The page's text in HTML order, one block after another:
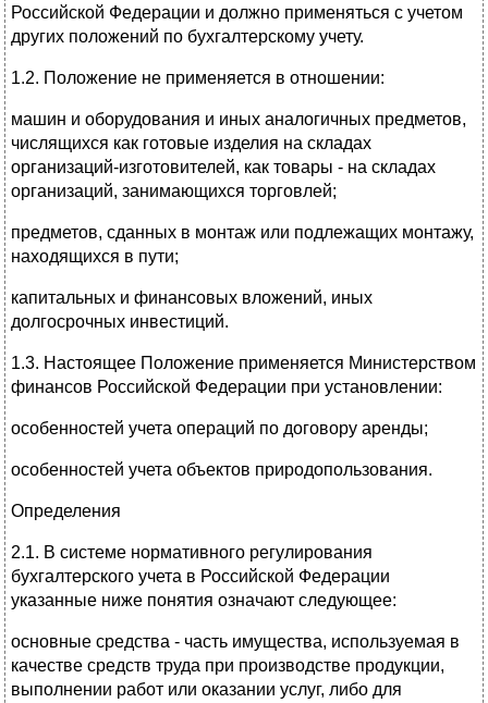
Российской Федерации и должно применяться с учетом
других положений по бухгалтерскому учету.
1.2. Положение не применяется в отношении:
машин и оборудования и иных аналогичных предметов,
числящихся как готовые изделия на складах
организаций-изготовителей, как товары - на складах
организаций, занимающихся торговлей;
предметов, сданных в монтаж или подлежащих монтажу,
находящихся в пути;
капитальных и финансовых вложений, иных
долгосрочных инвестиций.
1.3. Настоящее Положение применяется Министерством
финансов Российской Федерации при установлении:
особенностей учета операций по договору аренды;
особенностей учета объектов природопользования.
Определения
2.1. В системе нормативного регулирования
бухгалтерского учета в Российской Федерации
указанные ниже понятия означают следующее:
основные средства - часть имущества, используемая в
качестве средств труда при производстве продукции,
выполнении работ или оказании услуг, либо для